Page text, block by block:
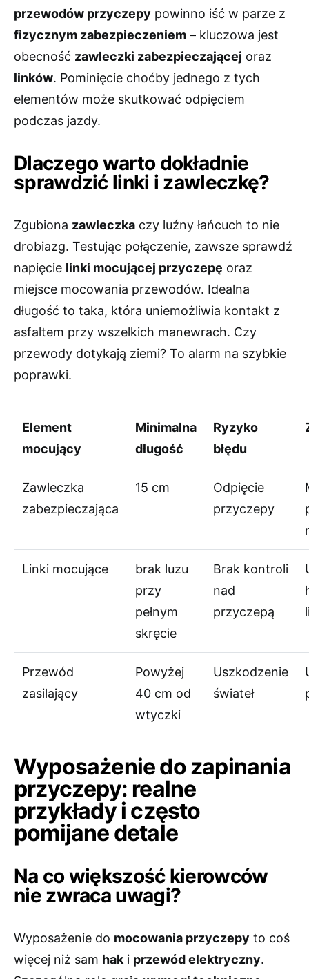
przewodów przyczepy powinno iść w parze z
fizycznym zabezpieczeniem – kluczowa jest
obecność zawleczki zabezpieczającej oraz
linków. Pominięcie choćby jednego z tych
elementów może skutkować odpięciem
podczas jazdy.
Dlaczego warto dokładnie
sprawdzić linki i zawleczkę?
Zgubiona zawleczka czy luźny łańcuch to nie
drobiazg. Testując połączenie, zawsze sprawdź
napięcie linki mocującej przyczepę oraz
miejsce mocowania przewodów. Idealna
długość to taka, która uniemożliwia kontakt z
asfaltem przy wszelkich manewrach. Czy
przewody dotykają ziemi? To alarm na szybkie
poprawki.
Element
mocujący
Minimalna
długość
Ryzyko
błędu
Zawleczka
zabezpieczająca
15 cm
Odpięcie
przyczepy
Linki mocujące
brak luzu
przy
pełnym
skręcie
Brak kontroli
nad
przyczepą
Przewód
zasilający
Powyżej
40 cm od
wtyczki
Uszkodzenie
świateł
Wyposażenie do zapinania
przyczepy: realne
przykłady i często
pomijane detale
Na co większość kierowców
nie zwraca uwagi?
Wyposażenie do mocowania przyczepy to coś
więcej niż sam hak i przewód elektryczny.